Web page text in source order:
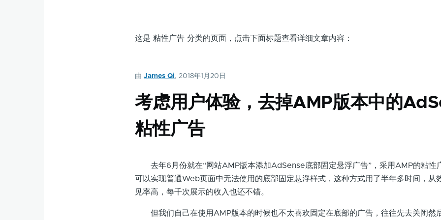
这是 粘性广告 分类的页面，点击下面标题查看详细文章内容：
由James Qi, 2018年1月20日
考虑用户体验，去掉AMP版本中的
粘性广告
去年6月份就在“网站AMP版本添加AdSense底部固定悬浮广告”，采用AMP的粘性
可以实现普通Web页面中无法使用的底部固定悬浮样式，这种方式用了半年多时间，从
见率高，每千次展示的收入也还不错。
但我们自己在使用AMP版本的时候也不太喜欢固定在底部的广告，往往先去关闭然